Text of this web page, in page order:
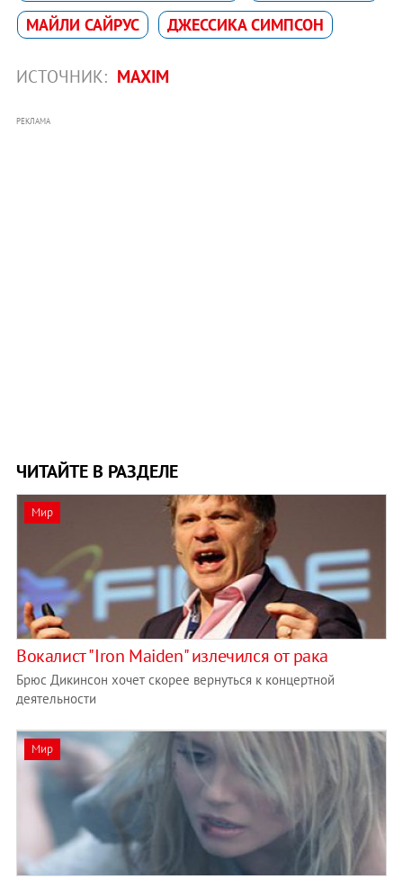
МАЙЛИ САЙРУС ДЖЕССИКА СИМПСОН
ИСТОЧНИК: MAXIM
РЕКЛАМА
ЧИТАЙТЕ В РАЗДЕЛЕ
Мир
Вокалист "Iron Maiden" излечился от рака
Брюс Дикинсон хочет скорее вернуться к концертной
деятельности
Мир